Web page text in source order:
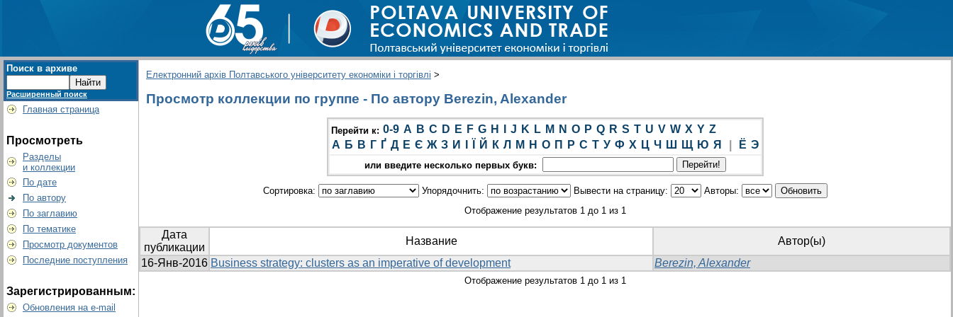
Поиск в архиве
Расширенный поиск
Главная страница
Просмотреть
Разделы
и коллекции
По дате
По автору
По заглавию
По тематике
Просмотр документов
Последние поступления
Зарегистрированным:
Обновления на e-mail
Електронний архів Полтавського університету економіки і торгівлі >
Просмотр коллекции по группе - По автору Berezin, Alexander
Перейти к: 0-9 A B C D E F G H J K L M N O P Q R S T U V W X Y Z
А Б В Г Ґ Д Е Є Ж З И Й К Л М Н О П Р С Т У Ф Х Ц Ч Ш Щ Ю Я Ё Э
или введите несколько первых букв:
Сортировка: Упорядочнить: Вывести на страницу:
Авторы:
Отображение результатов 1 до 1 из 1
Дата
публикации
Название
Автор(ы)
16-Янв-2016 Business strategy: clusters as an imperative of development Berezin, Alexander
Отображение результатов 1 до 1 из 1